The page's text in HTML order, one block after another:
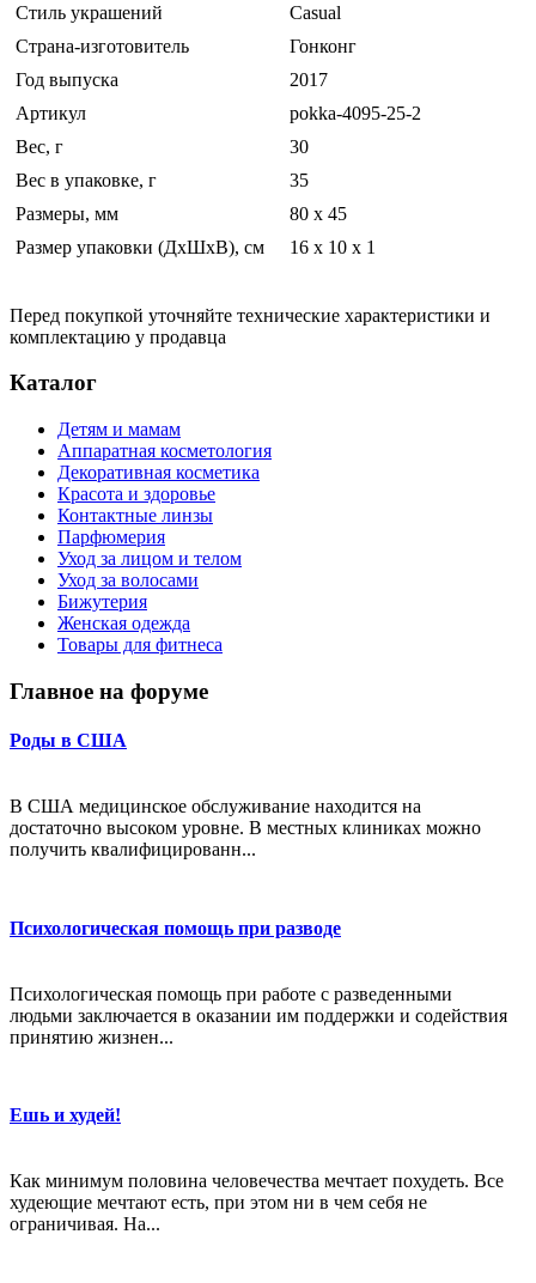
Стиль украшений
Casual
Страна-изготовитель
Гонконг
Год выпуска
2017
Артикул
pokka-4095-25-2
Вес, г
30
Вес в упаковке, г
35
Размеры, мм
80 х 45
Размер упаковки (ДхШхВ), см
16 x 10 x 1
Перед покупкой уточняйте технические характеристики и
комплектацию у продавца
Каталог
Детям и мамам
Аппаратная косметология
Декоративная косметика
Красота и здоровье
Контактные линзы
Парфюмерия
Уход за лицом и телом
Уход за волосами
Бижутерия
Женская одежда
Товары для фитнеса
Главное на форуме
Роды в США
В США медицинское обслуживание находится на
достаточно высоком уровне. В местных клиниках можно
получить квалифицированн...
Психологическая помощь при разводе
Психологическая помощь при работе с разведенными
людьми заключается в оказании им поддержки и содействия
принятию жизнен...
Ешь и худей!
Как минимум половина человечества мечтает похудеть. Все
худеющие мечтают есть, при этом ни в чем себя не
ограничивая. На...